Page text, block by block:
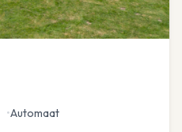
•Automaat